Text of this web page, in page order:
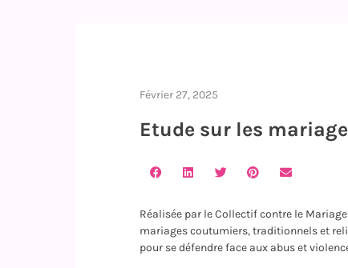
Février 27, 2025
Etude sur les
Réalisée par le Collectif contre le
mariages coutumiers, traditionnels et
pour se défendre face aux abus et